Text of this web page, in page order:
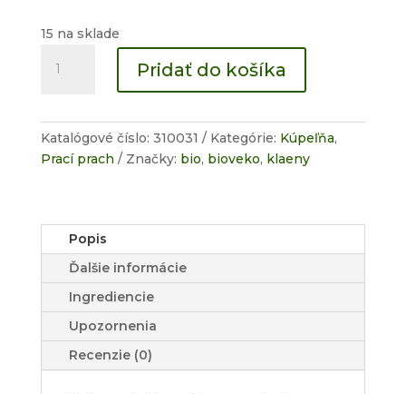
15 na sklade
Odstraňovač
Pridať do košíka
Katalógové číslo: 310031 Kategórie: Kúpeľňa,
Prací prach
Značky: bio, bioveko, klaeny
Popis
Ďalšie informácie
Ingrediencie
Upozornenia
Recenzie (0)